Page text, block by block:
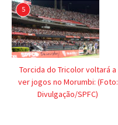
5
Torcida do Tricolor voltará a
ver jogos no Morumbi: (Foto:
Divulgação/SPFC)